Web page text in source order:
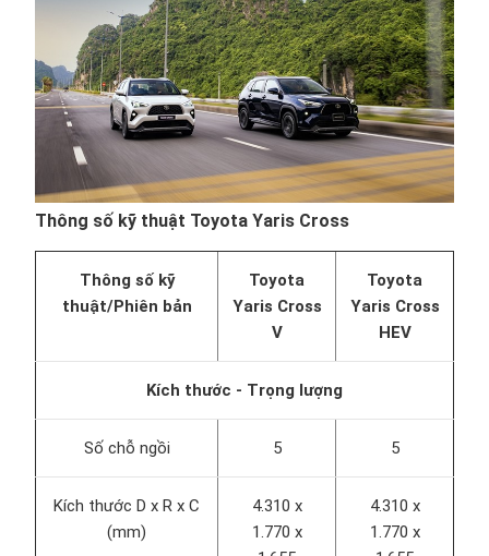
Thông số kỹ thuật Toyota Yaris Cross
Thông số kỹ
thuật/Phiên bản
Toyota
Yaris Cross
V
Toyota
Yaris Cross
HEV
Kích thước - Trọng lượng
Số chỗ ngồi 5 5
Kích thước D x R x C
(mm)
4.310 x
1.770 x
4.310 x
1.770 x